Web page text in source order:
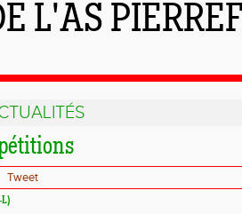
L'AS
Tweet
L)